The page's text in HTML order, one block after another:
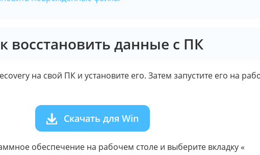
восстановить данные с ПК
на свой ПК и установите его. Затем запустите его на
Скачать для Win
обеспечение на рабочем столе и выберите вкладку «